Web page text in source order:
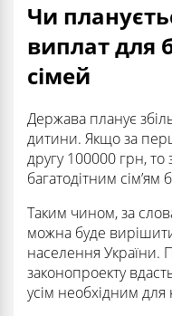
Чи
виплат для
сімей
Держава планує
дитини. Якщо за
другу 100000 грн, то
багатодітним сім’ям
Таким чином, за
можна буде
населення України.
законопроекту
усім необхідним